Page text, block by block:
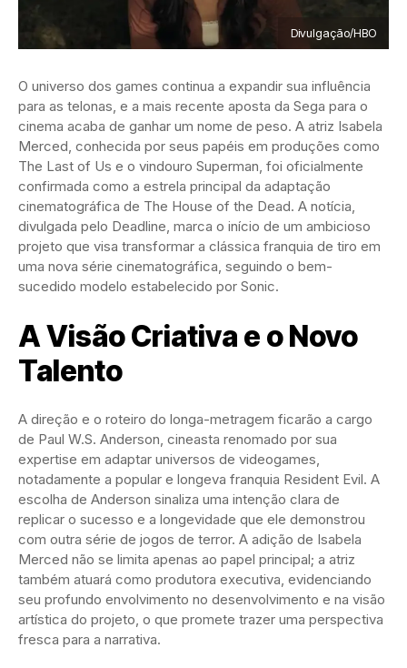
Divulgação/HBO
O universo dos games continua a expandir sua influência
para as telonas, e a mais recente aposta da Sega para o
cinema acaba de ganhar um nome de peso. A atriz Isabela
Merced, conhecida por seus papéis em produções como
The Last of Us e o vindouro Superman, foi oficialmente
confirmada como a estrela principal da adaptação
cinematográfica de The House of the Dead. A notícia,
divulgada pelo Deadline, marca o início de um ambicioso
projeto que visa transformar a clássica franquia de tiro em
uma nova série cinematográfica, seguindo o bem-
sucedido modelo estabelecido por Sonic.
A Visão Criativa e o Novo
Talento
A direção e o roteiro do longa-metragem ficarão a cargo
de Paul W.S. Anderson, cineasta renomado por sua
expertise em adaptar universos de videogames,
notadamente a popular e longeva franquia Resident Evil. A
escolha de Anderson sinaliza uma intenção clara de
replicar o sucesso e a longevidade que ele demonstrou
com outra série de jogos de terror. A adição de Isabela
Merced não se limita apenas ao papel principal; a atriz
também atuará como produtora executiva, evidenciando
seu profundo envolvimento no desenvolvimento e na visão
artística do projeto, o que promete trazer uma perspectiva
fresca para a narrativa.